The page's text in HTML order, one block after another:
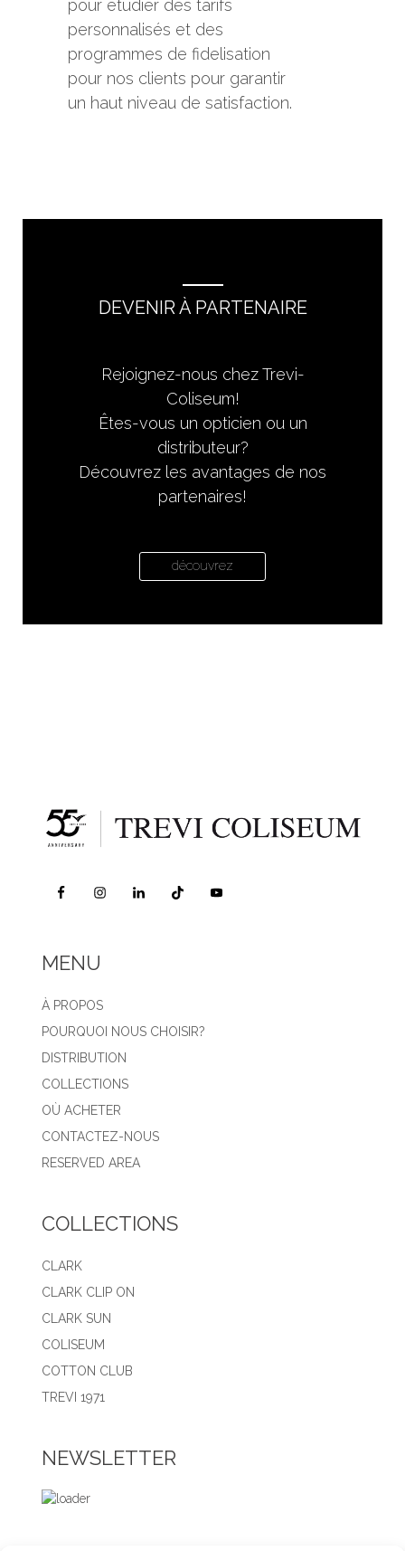
pour étudier des tarifs
personnalisés et des
programmes de fidelisation
pour nos clients pour garantir
un haut niveau de satisfaction.
DEVENIR À PARTENAIRE
Rejoignez-nous chez Trevi-
Coliseum!
Êtes-vous un opticien ou un
distributeur?
Découvrez les avantages de nos
partenaires!
découvrez
MENU
À PROPOS
POURQUOI NOUS CHOISIR?
DISTRIBUTION
COLLECTIONS
OÙ ACHETER
CONTACTEZ-NOUS
RESERVED AREA
COLLECTIONS
CLARK
CLARK CLIP ON
CLARK SUN
COLISEUM
COTTON CLUB
TREVI 1971
NEWSLETTER